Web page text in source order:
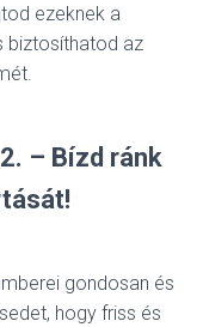
ezeknek a
biztosíthatod az
– Bízd ránk
gondosan és
hogy friss és